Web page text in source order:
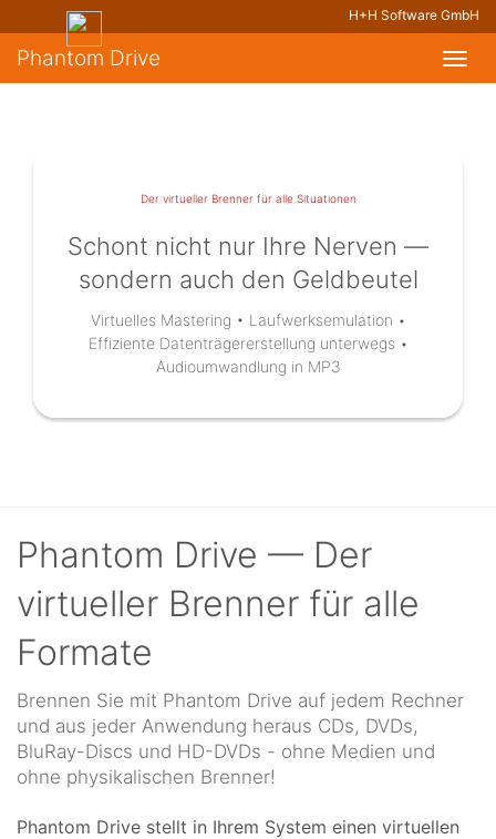
H+H Software GmbH
Phantom Drive
Der virtueller Brenner für alle Situationen
Schont nicht nur Ihre Nerven —
sondern auch den Geldbeutel
Virtuelles Mastering • Laufwerksemulation •
Effiziente Datenträgererstellung unterwegs •
Audioumwandlung in MP3
Phantom Drive — Der
virtueller Brenner für alle
Formate
Brennen Sie mit Phantom Drive auf jedem Rechner
und aus jeder Anwendung heraus CDs, DVDs,
BluRay-Discs und HD-DVDs - ohne Medien und
ohne physikalischen Brenner!
Phantom Drive stellt in Ihrem System einen virtuellen